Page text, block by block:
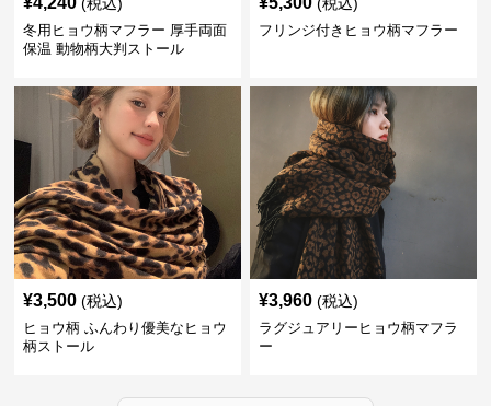
冬用ヒョウ柄マフラー 厚手両面
保温 動物柄大判ストール
フリンジ付きヒョウ柄マフラー
¥3,500 (税込)
ヒョウ柄 ふんわり優美なヒョウ
柄ストール
¥3,960 (税込)
ラグジュアリーヒョウ柄マフラ
ー